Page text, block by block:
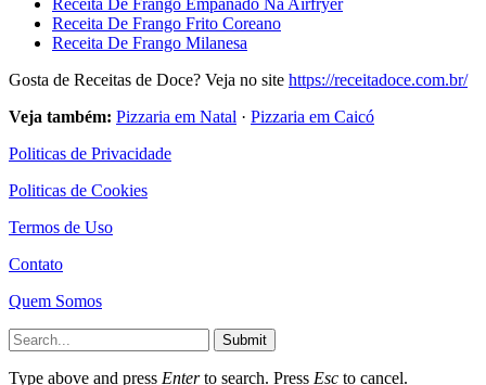
Receita De Frango Empanado Na Airfryer
Receita De Frango Frito Coreano
Receita De Frango Milanesa
Gosta de Receitas de Doce? Veja no site https://receitadoce.com.br/
Veja também: Pizzaria em Natal · Pizzaria em Caicó
Politicas de Privacidade
Politicas de Cookies
Termos de Uso
Contato
Quem Somos
Submit
Type above and press Enterto search. Press Esc to cancel.